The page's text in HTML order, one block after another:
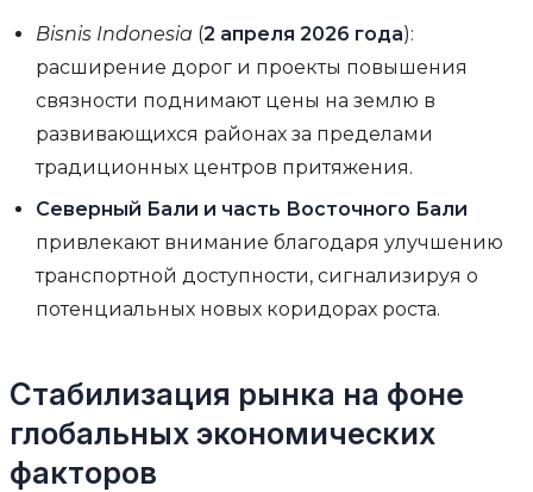
Bisnis Indonesia (2 апреля 2026 года):
расширение дорог и проекты повышения
связности поднимают цены на землю в
развивающихся районах за пределами
традиционных центров притяжения.
Северный Бали и часть Восточного Бали
привлекают внимание благодаря улучшению
транспортной доступности, сигнализируя о
потенциальных новых коридорах роста.
Стабилизация рынка на фоне
глобальных экономических
факторов